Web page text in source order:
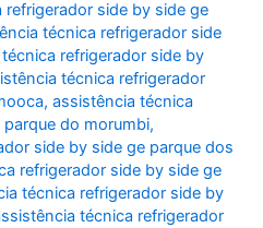
side by side ge
técnica refrigerador side
refrigerador side by
técnica refrigerador
,assistência técnica
do morumbi,
side by side ge parque dos
refrigerador side by side ge
técnica refrigerador side by
técnica refrigerador